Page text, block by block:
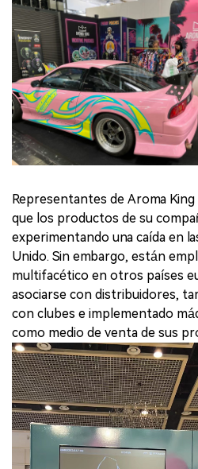
Representantes de Aroma
que los productos de su
experimentando una caída en
Unido. Sin embargo, están
multifacético en otros países
asociarse con distribuidores,
con clubes e implementado
como medio de venta de sus